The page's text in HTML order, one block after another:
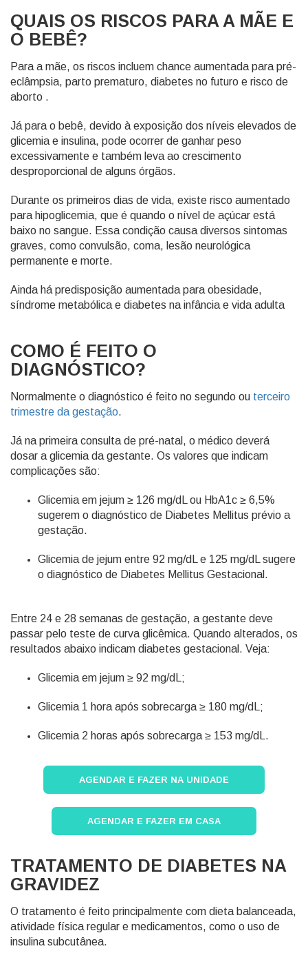
QUAIS OS RISCOS PARA A MÃE E
O BEBÊ?
Para a mãe, os riscos incluem chance aumentada para pré-
eclâmpsia, parto prematuro, diabetes no futuro e risco de
aborto .
Já para o bebê, devido à exposição dos níveis elevados de
glicemia e insulina, pode ocorrer de ganhar peso
excessivamente e também leva ao crescimento
desproporcional de alguns órgãos.
Durante os primeiros dias de vida, existe risco aumentado
para hipoglicemia, que é quando o nível de açúcar está
baixo no sangue. Essa condição causa diversos sintomas
graves, como convulsão, coma, lesão neurológica
permanente e morte.
Ainda há predisposição aumentada para obesidade,
síndrome metabólica e diabetes na infância e vida adulta
COMO É FEITO O
DIAGNÓSTICO?
Normalmente o diagnóstico é feito no segundo ou terceiro
trimestre da gestação.
Já na primeira consulta de pré-natal, o médico deverá
dosar a glicemia da gestante. Os valores que indicam
complicações são:
Glicemia em jejum ≥ 126 mg/dL ou HbA1c ≥ 6,5%
sugerem o diagnóstico de Diabetes Mellitus prévio a
gestação.
Glicemia de jejum entre 92 mg/dL e 125 mg/dL sugere
o diagnóstico de Diabetes Mellitus Gestacional.
Entre 24 e 28 semanas de gestação, a gestante deve
passar pelo teste de curva glicêmica. Quando alterados, os
resultados abaixo indicam diabetes gestacional. Veja:
Glicemia em jejum ≥ 92 mg/dL;
Glicemia 1 hora após sobrecarga ≥ 180 mg/dL;
Glicemia 2 horas após sobrecarga ≥ 153 mg/dL.
AGENDAR E FAZER NA UNIDADE
AGENDAR E FAZER EM CASA
TRATAMENTO DE DIABETES NA
GRAVIDEZ
O tratamento é feito principalmente com dieta balanceada,
atividade física regular e medicamentos, como o uso de
insulina subcutânea.